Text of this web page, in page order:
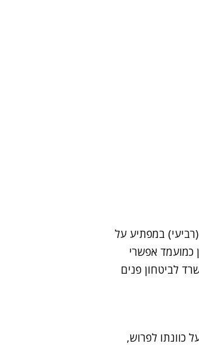
(רביעי) במפתיע על
כמועמד אפשרי
לביטחון פנים
כוונתו לפרוש,